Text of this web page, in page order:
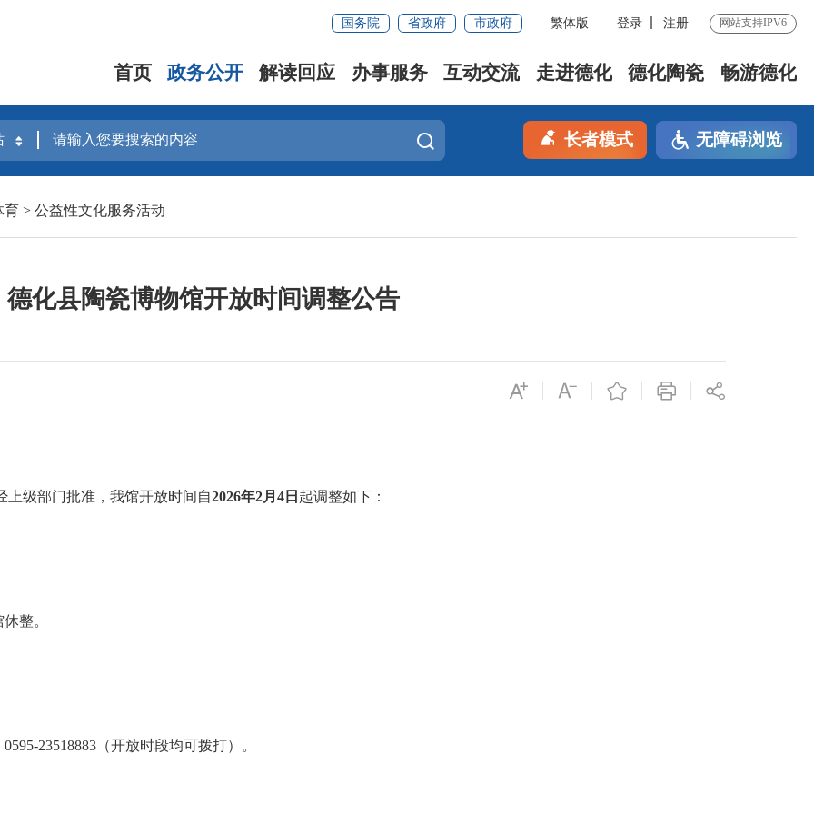
国务院 省政府 市政府 繁体版 登录 注册 网站支持IPV6
首页 政务公开 解读回应 办事服务 互动交流 走进德化 德化陶瓷 畅游德化
长者模式 无障碍浏览
育 > 公益性文化服务活动
德化县陶瓷博物馆开放时间调整公告
级部门批准，我馆开放时间自2026年2月4日 起调整如下：
整。
23518883（开放时段均可拨打）。